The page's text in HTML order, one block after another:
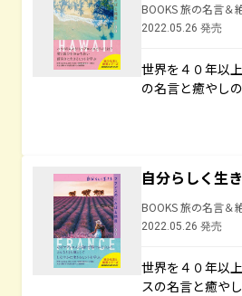
BOOKS 旅の名言＆
2022.05.26 発売
世界を４０年以
の名言と癒やし
自分らしく生
BOOKS 旅の名言＆
2022.05.26 発売
世界を４０年以
スの名言と癒や